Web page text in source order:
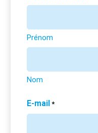
Prénom
Nom
E-mail *